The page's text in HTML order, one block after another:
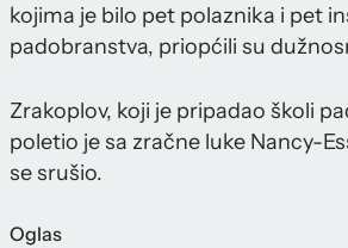
kojima je bilo pet polaznika i pet
padobranstva, priopćili su
Zrakoplov, koji je pripadao školi
poletio je sa zračne luke Nancy-
se srušio.
Oglas